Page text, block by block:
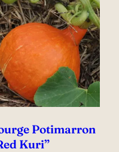
Potimarron
Kuri”